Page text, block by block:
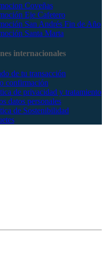
Coveñas
Eje Cafetero
San Andrés Fin de Año
Santa Marta
internacionales
de tu transacción
confirmación
de privacidad y tratamiento
datos personales
de Sostenibilidad